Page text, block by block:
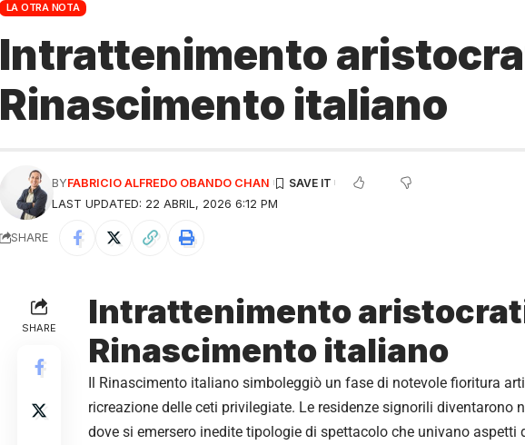
LA OTRA NOTA
Intrattenimento
Rinascimento italiano
LAST UPDATED: 22 ABRIL, 2026 6:12 PM
BYFABRICIO ALFREDO OBANDO CHAN
SHARE
SHARE
Intrattenimento
Rinascimento italiano
Il Rinascimento italiano simboleggiò un fase di notevole fioritura
ricreazione delle ceti privilegiate. Le residenze signorili diventarono
dove si emersero inedite tipologie di spettacolo che univano